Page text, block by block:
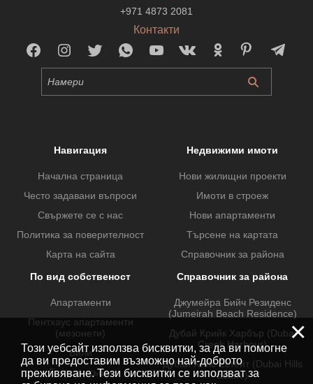
+971 4873 2081
Контакти
Навигация
Начална страница
Често задавани въпроси
Свържете се с нас
Политика за поверителност
Карта на сайта
Недвижими имоти
Нови жилищни проекти
Имоти в строеж
Нови апартаменти
Търсене на картата
Справочник за района
По вид собственост
Апартаменти
Пентхаус апартаменти
(мезонети)
Вили
Градски къщи
Справочник за района
Джумейра Бийч Резиденс
(Jumeirah Beach Residence)
Дубай Крийк Харбър (Dubai
Creek Harbour)
Дубай Хилс Естейт (Dubai Hills
Estate)
×
Този уебсайт използва бисквитки, за да ви помогне
да ви предоставим възможно най-доброто
преживяване. Тези бисквитки се използват за